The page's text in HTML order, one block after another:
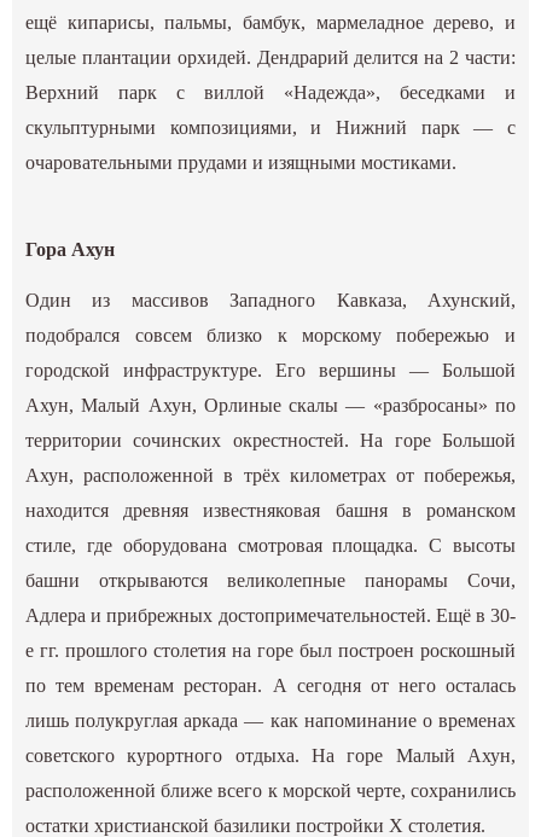
ещё кипарисы, пальмы, бамбук, мармеладное дерево, и
целые плантации орхидей. Дендрарий делится на 2 части:
Верхний парк с виллой «Надежда», беседками и
скульптурными композициями, и Нижний парк — с
очаровательными прудами и изящными мостиками.
Гора Ахун
Один из массивов Западного Кавказа, Ахунский,
подобрался совсем близко к морскому побережью и
городской инфраструктуре. Его вершины — Большой
Ахун, Малый Ахун, Орлиные скалы — «разбросаны» по
территории сочинских окрестностей. На горе Большой
Ахун, расположенной в трёх километрах от побережья,
находится древняя известняковая башня в романском
стиле, где оборудована смотровая площадка. С высоты
башни открываются великолепные панорамы Сочи,
Адлера и прибрежных достопримечательностей. Ещё в 30-
е гг. прошлого столетия на горе был построен роскошный
по тем временам ресторан. А сегодня от него осталась
лишь полукруглая аркада — как напоминание о временах
советского курортного отдыха. На горе Малый Ахун,
расположенной ближе всего к морской черте, сохранились
остатки христианской базилики постройки X столетия.